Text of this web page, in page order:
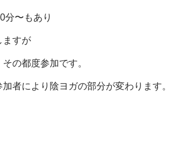
〜もあり
ますが
の都度参加です。
者により陰ヨガの部分が変わります。